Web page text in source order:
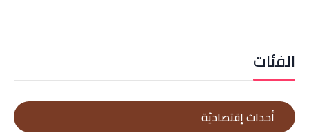
الفئات
أحداث إقتصاديّة